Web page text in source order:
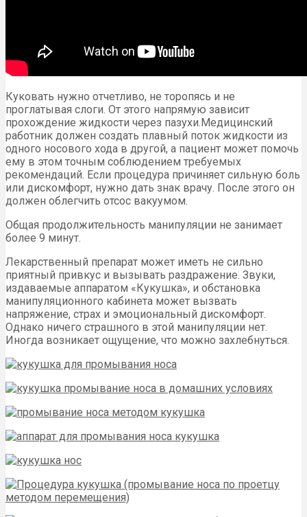
Куковать нужно отчетливо, не торопясь и не
проглатывая слоги. От этого напрямую зависит
прохождение жидкости через пазухи.Медицинский
работник должен создать плавный поток жидкости из
одного носового хода в другой, а пациент может помочь
ему в этом точным соблюдением требуемых
рекомендаций. Если процедура причиняет сильную боль
или дискомфорт, нужно дать знак врачу. После этого он
должен облегчить отсос вакуумом.
Общая продолжительность манипуляции не занимает
более 9 минут.
Лекарственный препарат может иметь не сильно
приятный привкус и вызывать раздражение. Звуки,
издаваемые аппаратом «Кукушка», и обстановка
манипуляционного кабинета может вызвать
напряжение, страх и эмоциональный дискомфорт.
Однако ничего страшного в этой манипуляции нет.
Иногда возникает ощущение, что можно захлебнуться.